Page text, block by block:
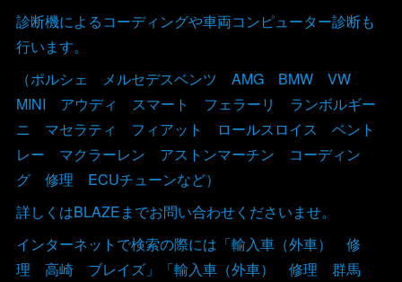
診断機によるコーディングや車両コンピューター診断も
行います。
（ポルシェ メルセデスベンツ AMG BMW VW
MINI アウディ スマート フェラーリ ランボルギー
ニ マセラティ フィアット ロールスロイス ベント
レー マクラーレン アストンマーチン コーディン
グ 修理 ECUチューンなど）
詳しくはBLAZEまでお問い合わせくださいませ。
インターネットで検索の際には「輸入車（外車） 修
理 高崎 ブレイズ」「輸入車（外車） 修理 群馬